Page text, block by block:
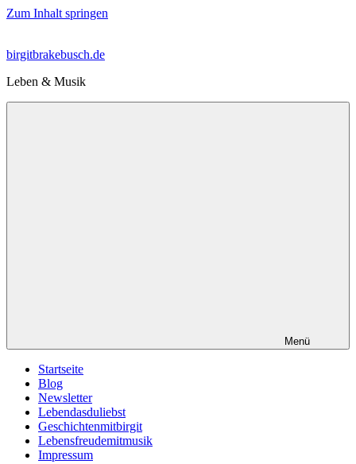
Zum Inhalt springen
birgitbrakebusch.de
Leben & Musik
Menü
Startseite
Blog
Newsletter
Lebendasduliebst
Geschichtenmitbirgit
Lebensfreudemitmusik
Impressum